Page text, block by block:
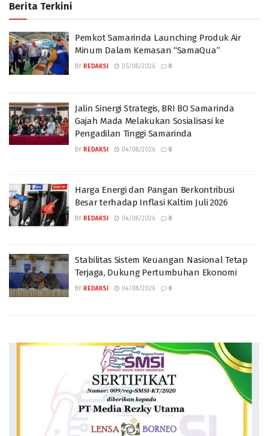
Berita Terkini
Pemkot Samarinda Launching Produk Air
Minum Dalam Kemasan “SamaQua”
BY REDAKSI 05/08/2026 0
Jalin Sinergi Strategis, BRI BO Samarinda
Gajah Mada Melakukan Sosialisasi ke
Pengadilan Tinggi Samarinda
BY REDAKSI 04/08/2026 0
Harga Energi dan Pangan Berkontribusi
Besar terhadap Inflasi Kaltim Juli 2026
BY REDAKSI 04/08/2026 0
Stabilitas Sistem Keuangan Nasional Tetap
Terjaga, Dukung Pertumbuhan Ekonomi
BY REDAKSI 04/08/2026 0